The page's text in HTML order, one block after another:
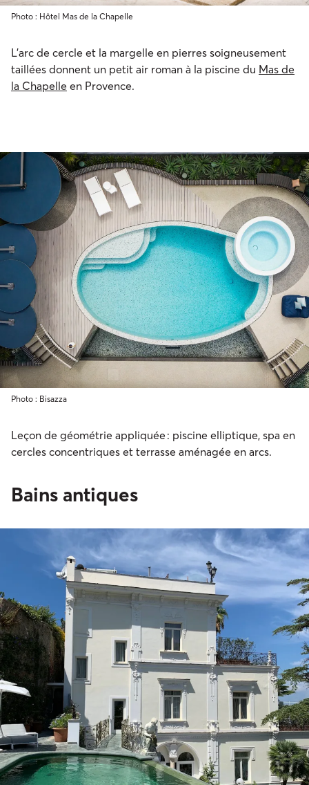
Photo : Hôtel Mas de la Chapelle
L’arc de cercle et la margelle en pierres soigneusement
taillées donnent un petit air roman à la piscine du Mas de
la Chapelle en Provence.
Photo : Bisazza
Leçon de géométrie appliquée : piscine elliptique, spa en
cercles concentriques et terrasse aménagée en arcs.
Bains antiques